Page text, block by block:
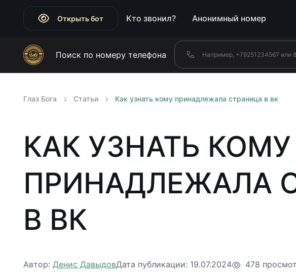
Открыть бот Кто звонил? Анонимный номер
Поиск по номеру телефона
Глаз Бога Статьи Как узнать кому принадлежала страница в вк
КАК УЗНАТЬ КОМУ
ПРИНАДЛЕЖАЛА
В ВК
Автор: Денис ДавыдовДата публикации: 19.07.2024 478